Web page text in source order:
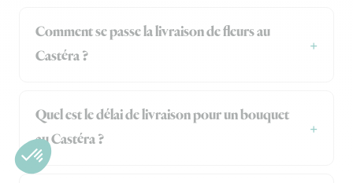
Comment se passe la livraison de fleurs au
Castéra ?
Quel est le délai de livraison pour un bouquet
au Castéra ?